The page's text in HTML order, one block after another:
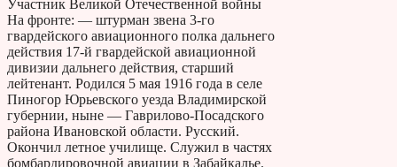
Участник Великой Отечественной войны
На фронте: — штурман звена 3-го
гвардейского авиационного полка дальнего
действия 17-й гвардейской авиационной
дивизии дальнего действия, старший
лейтенант. Родился 5 мая 1916 года в селе
Пиногор Юрьевского уезда Владимирской
губернии, ныне — Гаврилово-Посадского
района Ивановской области. Русский.
Окончил летное училище. Служил в частях
бомбардировочной авиации в Забайкалье.